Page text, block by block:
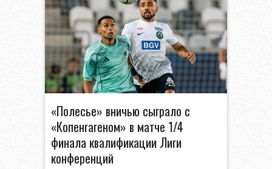
«Полесье» вничью сыграло с
«Копенгагеном» в матче 1/4
финала квалификации Лиги
конференций